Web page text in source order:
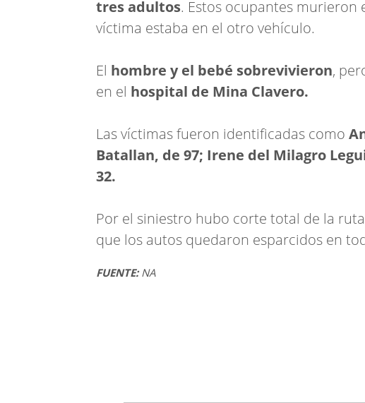
tres adultos. Estos ocupantes murieron
víctima estaba en el otro vehículo.
El hombre y el bebé sobrevivieron,
en el hospital de Mina Clavero.
Las víctimas fueron identificadas como
Batallan, de 97; Irene del Milagro
32.
Por el siniestro hubo corte total de la
que los autos quedaron esparcidos en
FUENTE:NA